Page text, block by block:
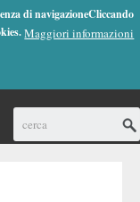
di navigazioneCliccando
Maggiori informazioni
(0)